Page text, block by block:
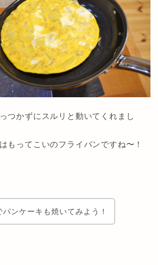
つかずにスルリと動いてくれまし
もってこいのフライパンですね〜！
パンケーキも焼いてみよう！